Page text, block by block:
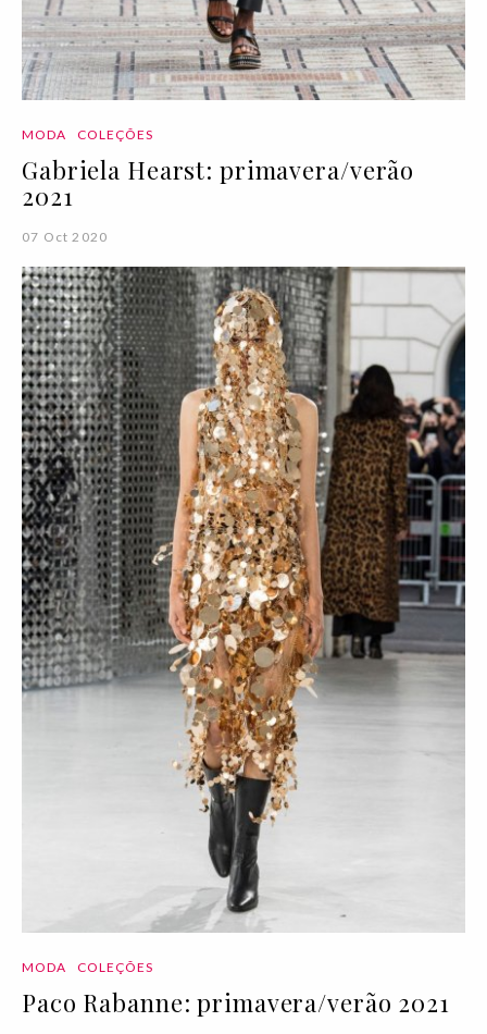
MODA COLEÇÕES
Gabriela Hearst: primavera/verão
2021
07 Oct 2020
MODA COLEÇÕES
Paco Rabanne: primavera/verão 2021